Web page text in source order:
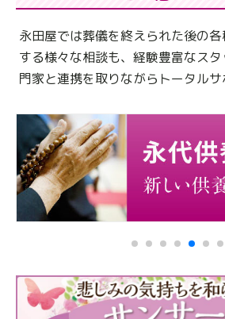
永田屋では葬儀を終えられた後の
する様々な相談も、 経験豊富なス
門家と連携を取りながらトータルサ